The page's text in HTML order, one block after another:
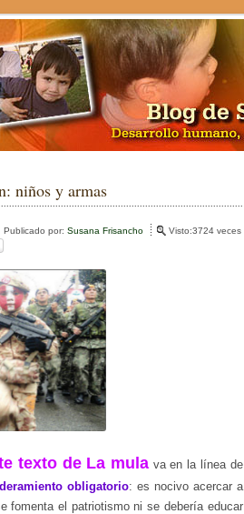
niños y armas
Publicado por: Susana Frisancho Visto:3724 veces
texto de La mula va en la línea de
obligatorio: es nocivo acercar a
fomenta el patriotismo ni se debería educar